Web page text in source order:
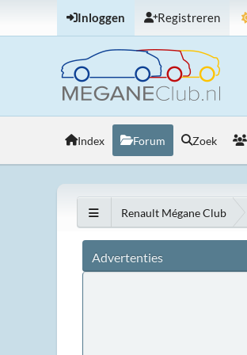
Inloggen Registreren
Index Forum Zoek
Renault Mégane Club
Advertenties